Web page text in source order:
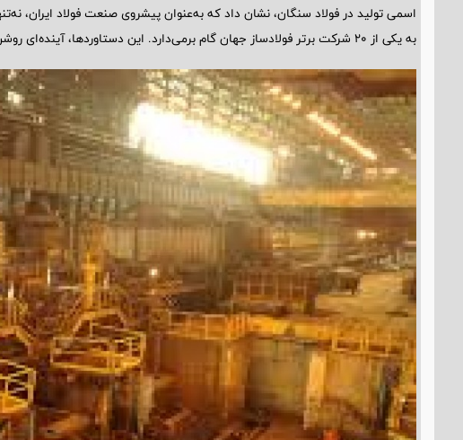
اسمی تولید در فولاد سنگان، نشان داد که به‌عنوان پیشروی صنعت فولاد ایران،
به یکی از ۲۰ شرکت برتر فولادساز جهان گام برمی‌دارد. این دستاوردها، آینده‌ای روشن و پایدار را برای صنعت فولاد کشور ترسیم می‌کند.